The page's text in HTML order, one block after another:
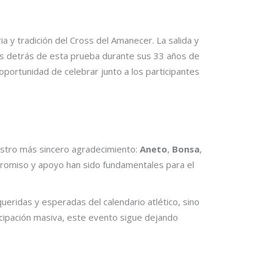
y tradición del Cross del Amanecer. La salida y
detrás de esta prueba durante sus 33 años de
de celebrar junto a los participantes
más sincero agradecimiento: Aneto, Bonsa,
y apoyo han sido fundamentales para el
y esperadas del calendario atlético, sino
masiva, este evento sigue dejando